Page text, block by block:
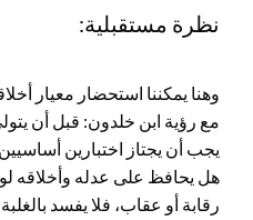
نظرة مستقبلية:
وهنا يمكننا استحضار معيار
مع رؤية ابن خلدون: قبل أن
يجب أن يجتاز اختبارين
هل يحافظ على عدله وأخلاقه
رقابة أو عقاب، فلا يفسد